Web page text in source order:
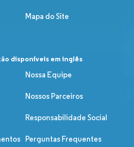
Mapa do Site
disponíveis em inglês
Nossa Equipe
Nossos Parceiros
Responsabilidade Social
Perguntas Frequentes